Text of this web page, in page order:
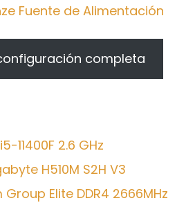
Fuente de Alimentación
completa
11400F 2.6 GHz
H510M S2H V3
Group Elite DDR4 2666MHz